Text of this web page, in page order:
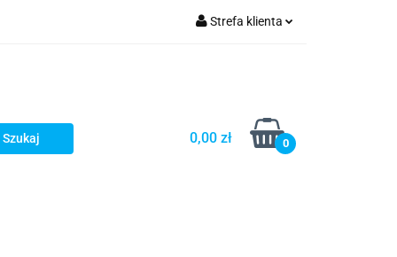
Strefa klienta
Dodaj zgłoszenie
0,00 zł 0